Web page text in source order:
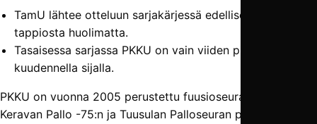
TamU lähtee otteluun sarjakärjessä edellisen ottelun
tappiosta huolimatta.
Tasaisessa sarjassa PKKU on vain viiden pisteen päässä
kuudennella sijalla.
PKKU on vuonna 2005 perustettu fuusioseura, joka syntyi
Keravan Pallo -75:n ja Tuusulan Palloseuran perustaessa